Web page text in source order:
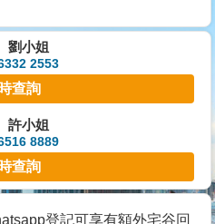
劉小姐
2553
查詢
許小姐
8889
查詢
登記可享有額外宅谷回